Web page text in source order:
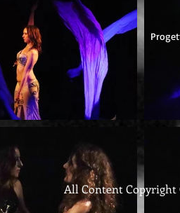
All Content Copyright